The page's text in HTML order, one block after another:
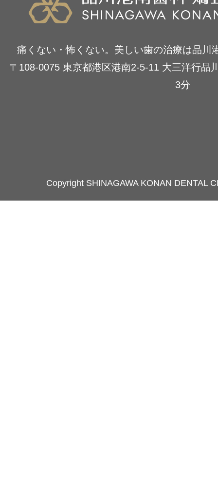
痛くない・怖くない。美しい歯の治療は品川
〒108-0075 東京都港区港南2-5-11 大三洋行品
3分
Copyright SHINAGAWA KONAN DENTAL